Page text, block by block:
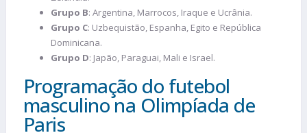
Grupo B: Argentina, Marrocos, Iraque e Ucrânia.
Grupo C: Uzbequistão, Espanha, Egito e República
Dominicana.
Grupo D: Japão, Paraguai, Mali e Israel.
Programação do futebol
masculino na Olimpíada de
Paris